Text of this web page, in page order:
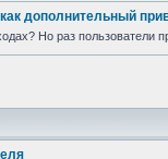
дополнительный
Но раз пользователи